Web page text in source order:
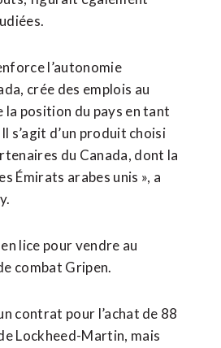
l’autonomie
crée des emplois au
la position du pays en tant
s’agit d’un produit choisi
du ‌Canada, dont la
Émirats arabes unis », a
lice pour vendre au
combat Gripen.
contrat pour l’achat ‌de 88
Lockheed-Martin, mais